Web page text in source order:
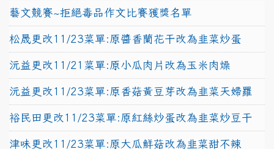
藝文競賽~拒絕毒品作文比賽獲獎名單
松晟更改11/23菜單:原醬香蘭花干改為韭菜炒蛋
沅益更改11/21菜單:原小瓜肉片改為玉米肉燥
沅益更改11/23菜單:原香菇黃豆芽改為韭菜天婦羅
裕民田更改11/23菜單:原紅絲炒蛋改為韭菜炒豆干
津味更改11/23菜單:原大瓜鮮菇改為韭菜甜不辣